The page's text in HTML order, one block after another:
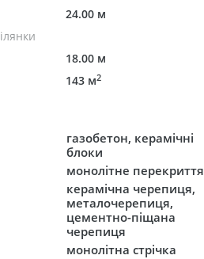
24.00 м
18.00 м
143 м2
газобетон, керамічні
блоки
монолітне перекриття
керамічна черепиця,
металочерепиця,
цементно-піщана
черепиця
монолітна стрічка